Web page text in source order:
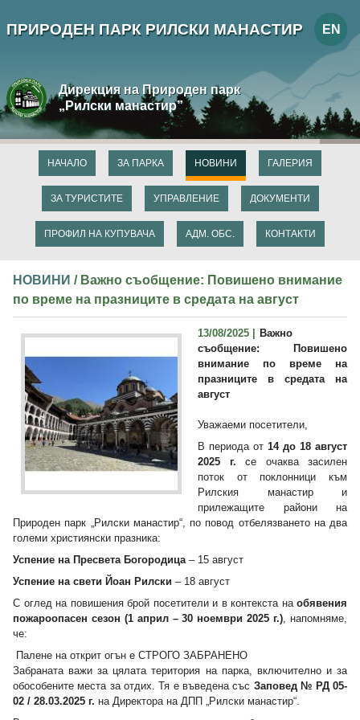
ПРИРОДЕН ПАРК РИЛСКИ МАНАСТИР EN
Дирекция на Природен парк
„Рилски манастир”
НАЧАЛО ЗА ПАРКА НОВИНИ
ЗА ТУРИСТИТЕ УПРАВЛЕНИЕ
ПРОФИЛ НА КУПУВАЧА
ДОКУМЕНТИ
ГАЛЕРИЯ
АДМ. ОБС. КОНТАКТИ
НОВИНИ / Важно съобщение: Повишено внимание
по време на празниците в средата на август
13/08/2025 |
Важно
съобщение: Повишено
внимание по време на
празниците в средата на
август
Уважаеми посетители,
В периода от 14 до 18 август
2025 г. се очаква засилен
поток от поклонници към
Рилския манастир и
прилежащите райони на
Природен парк „Рилски манастир“, по повод отбелязването на два
големи християнски празника:
Успение на Пресвета Богородица– 15 август
Успение на свети Йоан Рилски – 18 август
С оглед на повишения брой посетители и в контекста на обявения
пожароопасен сезон (1 април – 30 ноември 2025 г.), напомняме,
че:
Палене на открит огън е СТРОГО ЗАБРАНЕНО
Забраната важи за цялата територия на парка, включително и за
обособените места за отдих. Тя е въведена със Заповед № РД 05-
02 / 28.03.2025 г. на Директора на ДПП „Рилски манастир“.